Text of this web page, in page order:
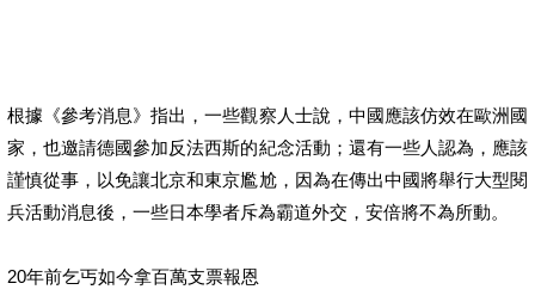
根據《參考消息》指出，一些觀察人士說，中國應該仿效在歐洲國
家，也邀請德國參加反法西斯的紀念活動；還有一些人認為，應該
謹慎從事，以免讓北京和東京尷尬，因為在傳出中國將舉行大型閱
兵活動消息後，一些日本學者斥為霸道外交，安倍將不為所動。
20年前乞丐如今拿百萬支票報恩